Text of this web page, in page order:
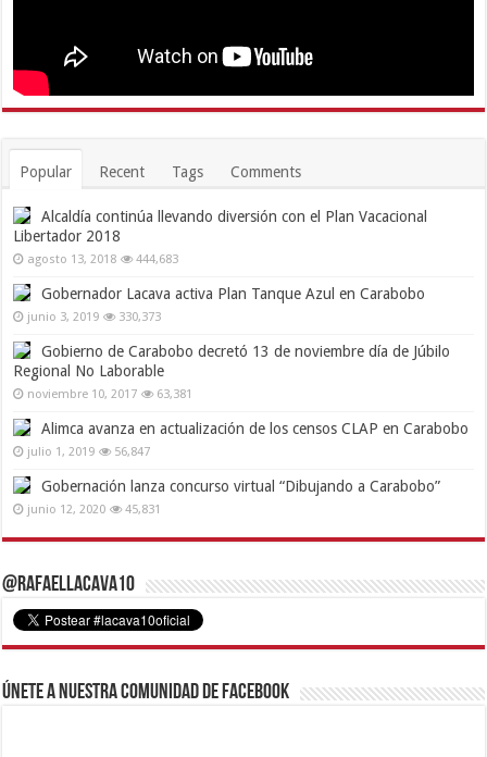
Popular Recent Tags Comments
Alcaldía continúa llevando diversión con el Plan Vacacional
Libertador 2018
agosto 13, 2018 444,683
Gobernador Lacava activa Plan Tanque Azul en Carabobo
junio 3, 2019 330,373
Gobierno de Carabobo decretó 13 de noviembre día de Júbilo
Regional No Laborable
noviembre 10, 2017 63,381
Alimca avanza en actualización de los censos CLAP en Carabobo
julio 1, 2019 56,847
Gobernación lanza concurso virtual “Dibujando a Carabobo”
junio 12, 2020 45,831
@RafaelLacava10
Únete a nuestra comunidad de Facebook